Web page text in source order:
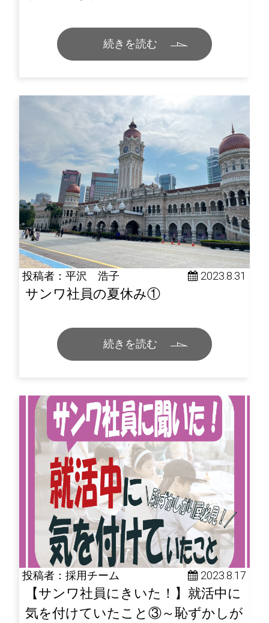
続きを読む
投稿者：平沢 浩子 2023.8.31
サンワ社員の夏休み①
続きを読む
投稿者：採用チーム 2023.8.17
【サンワ社員にきいた！】就活中に
気を付けていたこと③～恥ずかしが